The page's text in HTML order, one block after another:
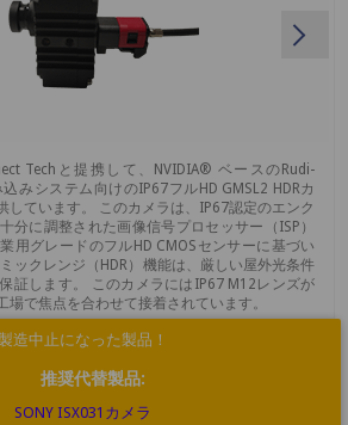
Techと提携して、NVIDIA® ベースのRudi-
みシステム向けのIP67フルHD GMSL2 HDRカ
しています。 このカメラは、IP67認定のエンク
分に調整された画像信号プロセッサー（ISP）
用グレードのフルHD CMOSセンサーに基づい
ックレンジ（HDR）機能は、厳しい屋外光条件
証します。 このカメラにはIP67 M12レンズが
で焦点を合わせて接着されています。
造中止になった製品！
推奨代替製品:
SONY ISX031カメラ